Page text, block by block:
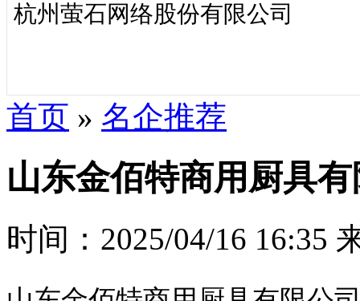
杭州萤石网络股份有限公司
首页 » 名企推荐
山东金佰特商用厨具
时间：2025/04/16 16:35